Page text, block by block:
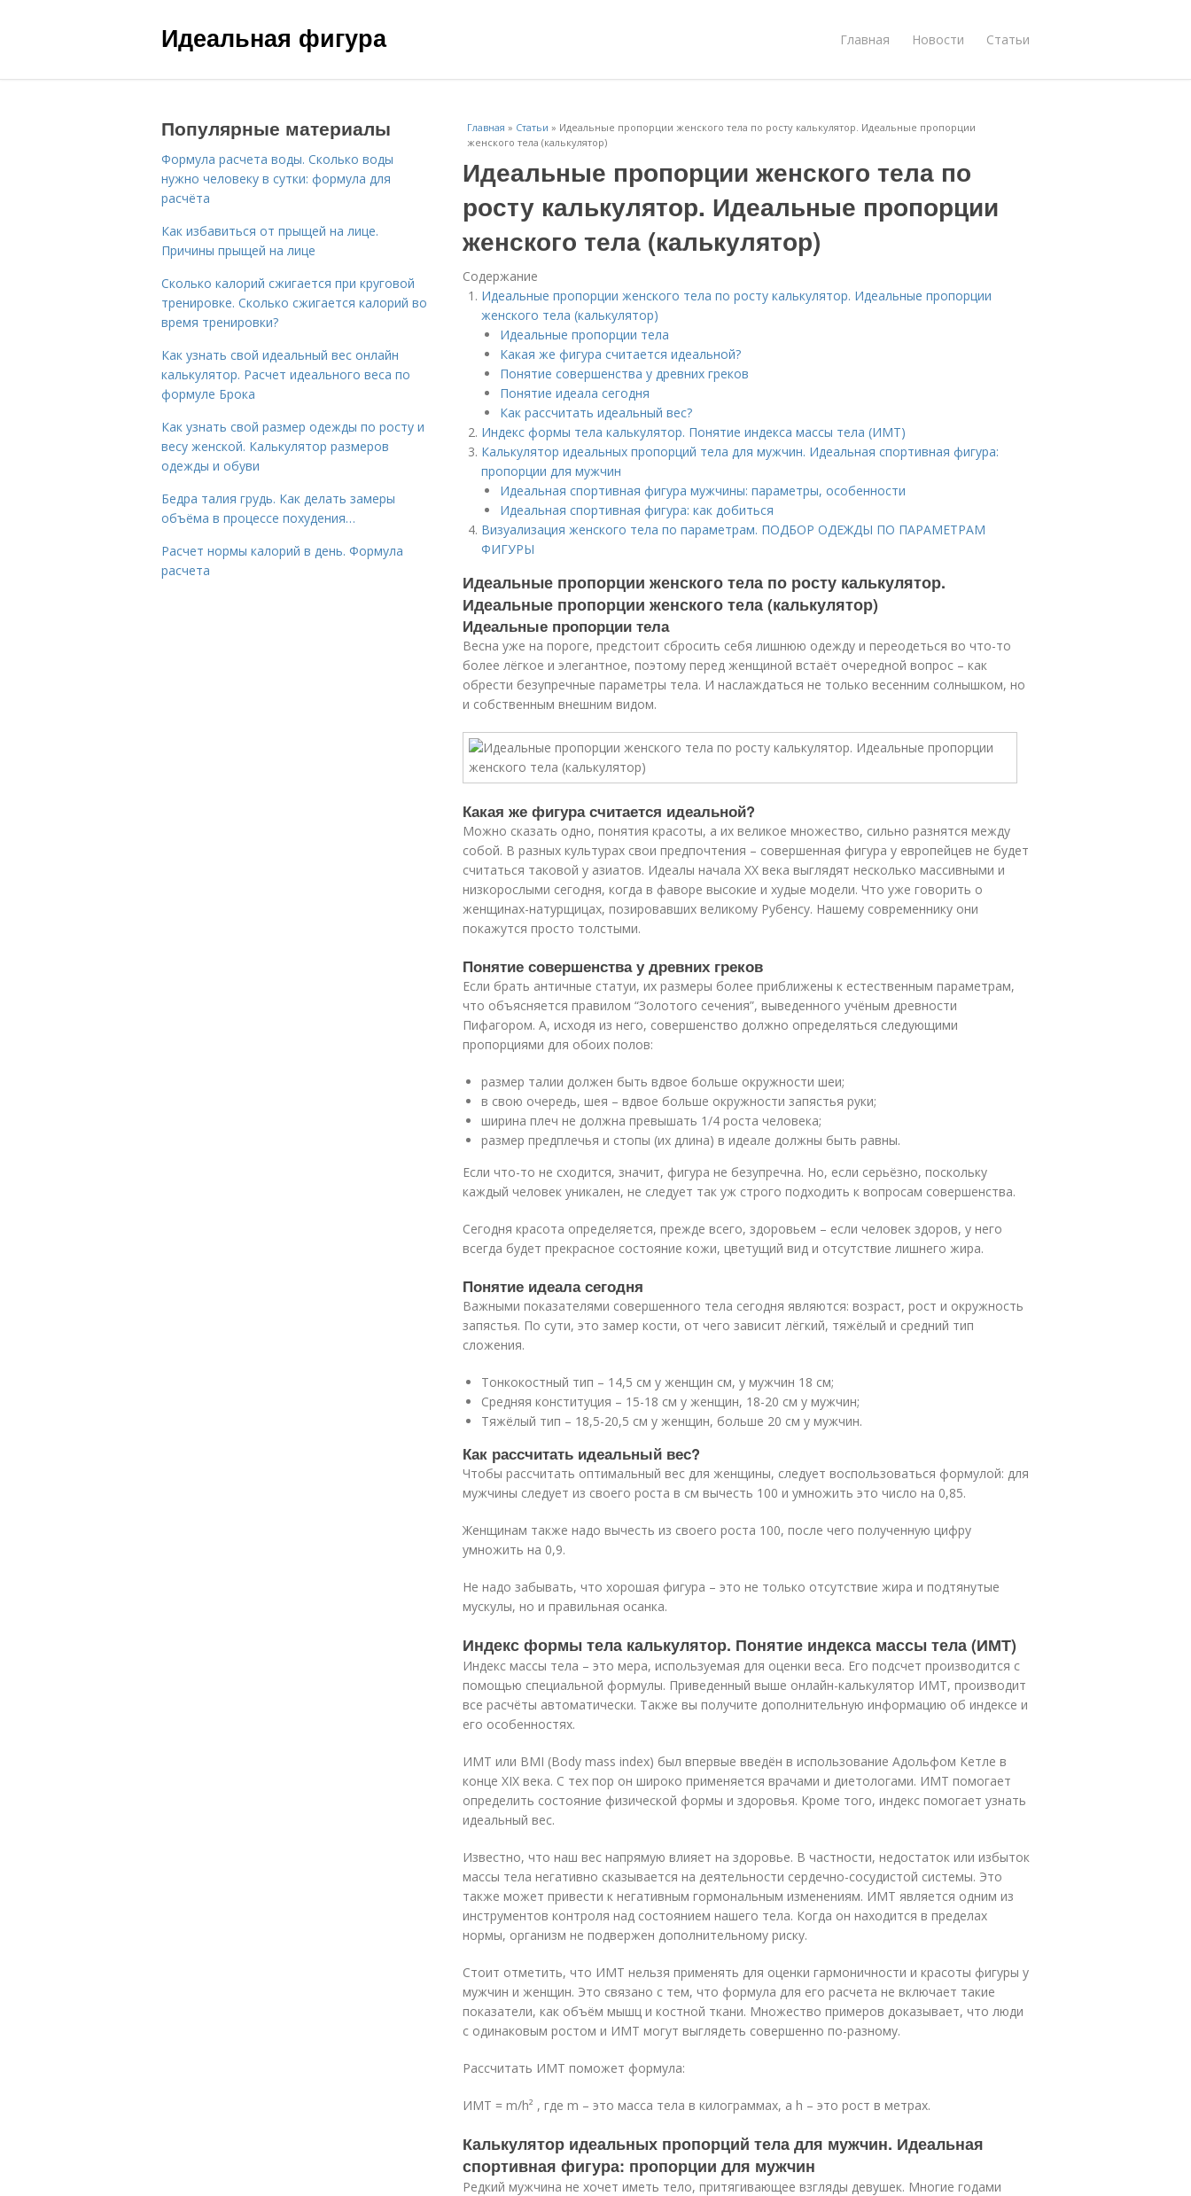
Идеальная фигура Главная Новости Статьи
Главная » Статьи » Идеальные пропорции женского тела по росту калькулятор. Идеальные пропорции
женского тела (калькулятор)
Идеальные пропорции женского тела по
росту калькулятор. Идеальные пропорции
женского тела (калькулятор)
Содержание
Идеальные пропорции женского тела по росту калькулятор. Идеальные пропорции
женского тела (калькулятор)
Идеальные пропорции тела
Какая же фигура считается идеальной?
Понятие совершенства у древних греков
Понятие идеала сегодня
Как рассчитать идеальный вес?
Индекс формы тела калькулятор. Понятие индекса массы тела (ИМТ)
Калькулятор идеальных пропорций тела для мужчин. Идеальная спортивная фигура:
пропорции для мужчин
Идеальная спортивная фигура мужчины: параметры, особенности
Идеальная спортивная фигура: как добиться
Визуализация женского тела по параметрам. ПОДБОР ОДЕЖДЫ ПО ПАРАМЕТРАМ
ФИГУРЫ
Идеальные пропорции женского тела по росту калькулятор.
Идеальные пропорции женского тела (калькулятор)
Идеальные пропорции тела
Весна уже на пороге, предстоит сбросить себя лишнюю одежду и переодеться во что-то
более лёгкое и элегантное, поэтому перед женщиной встаёт очередной вопрос – как
обрести безупречные параметры тела. И наслаждаться не только весенним солнышком, но
и собственным внешним видом.
Какая же фигура считается идеальной?
Можно сказать одно, понятия красоты, а их великое множество, сильно разнятся между
собой. В разных культурах свои предпочтения – совершенная фигура у европейцев не будет
считаться таковой у азиатов. Идеалы начала XX века выглядят несколько массивными и
низкорослыми сегодня, когда в фаворе высокие и худые модели. Что уже говорить о
женщинах-натурщицах, позировавших великому Рубенсу. Нашему современнику они
покажутся просто толстыми.
Понятие совершенства у древних греков
Если брать античные статуи, их размеры более приближены к естественным параметрам,
что объясняется правилом “Золотого сечения”, выведенного учёным древности
Пифагором. А, исходя из него, совершенство должно определяться следующими
пропорциями для обоих полов:
размер талии должен быть вдвое больше окружности шеи;
в свою очередь, шея – вдвое больше окружности запястья руки;
ширина плеч не должна превышать 1/4 роста человека;
размер предплечья и стопы (их длина) в идеале должны быть равны.
Если что-то не сходится, значит, фигура не безупречна. Но, если серьёзно, поскольку
каждый человек уникален, не следует так уж строго подходить к вопросам совершенства.
Сегодня красота определяется, прежде всего, здоровьем – если человек здоров, у него
всегда будет прекрасное состояние кожи, цветущий вид и отсутствие лишнего жира.
Понятие идеала сегодня
Важными показателями совершенного тела сегодня являются: возраст, рост и окружность
запястья. По сути, это замер кости, от чего зависит лёгкий, тяжёлый и средний тип
сложения.
Тонкокостный тип – 14,5 см у женщин см, у мужчин 18 см;
Средняя конституция – 15-18 см у женщин, 18-20 см у мужчин;
Тяжёлый тип – 18,5-20,5 см у женщин, больше 20 см у мужчин.
Как рассчитать идеальный вес?
Чтобы рассчитать оптимальный вес для женщины, следует воспользоваться формулой: для
мужчины следует из своего роста в см вычесть 100 и умножить это число на 0,85.
Женщинам также надо вычесть из своего роста 100, после чего полученную цифру
умножить на 0,9.
Не надо забывать, что хорошая фигура – это не только отсутствие жира и подтянутые
мускулы, но и правильная осанка.
Индекс формы тела калькулятор. Понятие индекса массы тела (ИМТ)
Индекс массы тела – это мера, используемая для оценки веса. Его подсчет производится с
помощью специальной формулы. Приведенный выше онлайн-калькулятор ИМТ, производит
все расчёты автоматически. Также вы получите дополнительную информацию об индексе и
его особенностях.
ИМТ или BMI (Body mass index) был впервые введён в использование Адольфом Кетле в
конце XIX века. С тех пор он широко применяется врачами и диетологами. ИМТ помогает
определить состояние физической формы и здоровья. Кроме того, индекс помогает узнать
идеальный вес.
Известно, что наш вес напрямую влияет на здоровье. В частности, недостаток или избыток
массы тела негативно сказывается на деятельности сердечно-сосудистой системы. Это
также может привести к негативным гормональным изменениям. ИМТ является одним из
инструментов контроля над состоянием нашего тела. Когда он находится в пределах
нормы, организм не подвержен дополнительному риску.
Стоит отметить, что ИМТ нельзя применять для оценки гармоничности и красоты фигуры у
мужчин и женщин. Это связано с тем, что формула для его расчета не включает такие
показатели, как объём мышц и костной ткани. Множество примеров доказывает, что люди
с одинаковым ростом и ИМТ могут выглядеть совершенно по-разному.
Рассчитать ИМТ поможет формула:
ИМТ = m/h² , где m – это масса тела в килограммах, а h – это рост в метрах.
Калькулятор идеальных пропорций тела для мужчин. Идеальная
спортивная фигура: пропорции для мужчин
Редкий мужчина не хочет иметь тело, притягивающее взгляды девушек. Многие годами
Популярные материалы
Формула расчета воды. Сколько воды
нужно человеку в сутки: формула для
расчёта
Как избавиться от прыщей на лице.
Причины прыщей на лице
Сколько калорий сжигается при круговой
тренировке. Сколько сжигается калорий во
время тренировки?
Как узнать свой идеальный вес онлайн
калькулятор. Расчет идеального веса по
формуле Брока
Как узнать свой размер одежды по росту и
весу женской. Калькулятор размеров
одежды и обуви
Бедра талия грудь. Как делать замеры
объёма в процессе похудения…
Расчет нормы калорий в день. Формула
расчета